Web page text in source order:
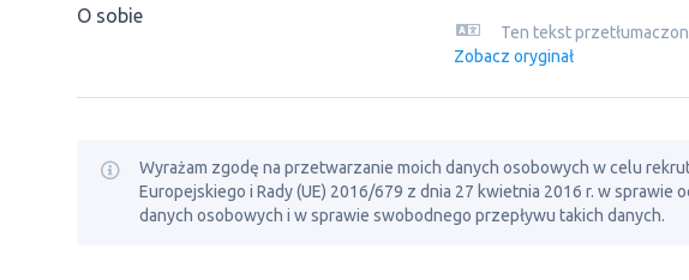
O sobie
Ten tekst
Zobacz oryginał
Wyrażam zgodę na przetwarzanie moich danych osobowych w celu
Europejskiego i Rady (UE) 2016/679 z dnia 27 kwietnia 2016 r. w
danych osobowych i w sprawie swobodnego przepływu takich danych.